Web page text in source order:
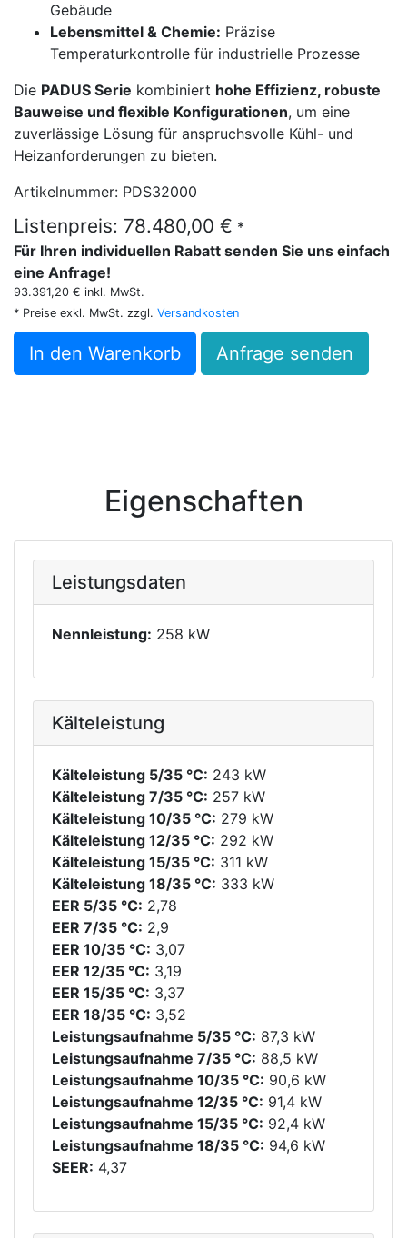
Gebäude
Lebensmittel & Chemie: Präzise
Temperaturkontrolle für industrielle Prozesse
Die PADUS Serie kombiniert hohe Effizienz, robuste
Bauweise und flexible Konfigurationen, um eine
zuverlässige Lösung für anspruchsvolle Kühl- und
Heizanforderungen zu bieten.
Artikelnummer: PDS32000
Listenpreis: 78.480,00 € *
Für Ihren individuellen Rabatt senden Sie uns einfach
eine Anfrage!
93.391,20 € inkl. MwSt.
* Preise exkl. MwSt. zzgl. Versandkosten
In den Warenkorb Anfrage senden
Eigenschaften
Leistungsdaten
Nennleistung: 258 kW
Kälteleistung
Kälteleistung 5/35 °C: 243 kW
Kälteleistung 7/35 °C: 257 kW
Kälteleistung 10/35 °C: 279 kW
Kälteleistung 12/35 °C: 292 kW
Kälteleistung 15/35 °C: 311 kW
Kälteleistung 18/35 °C: 333 kW
EER 5/35 °C: 2,78
EER 7/35 °C: 2,9
EER 10/35 °C: 3,07
EER 12/35 °C: 3,19
EER 15/35 °C: 3,37
EER 18/35 °C: 3,52
Leistungsaufnahme 5/35 °C: 87,3 kW
Leistungsaufnahme 7/35 °C: 88,5 kW
Leistungsaufnahme 10/35 °C: 90,6 kW
Leistungsaufnahme 12/35 °C: 91,4 kW
Leistungsaufnahme 15/35 °C: 92,4 kW
Leistungsaufnahme 18/35 °C: 94,6 kW
SEER: 4,37